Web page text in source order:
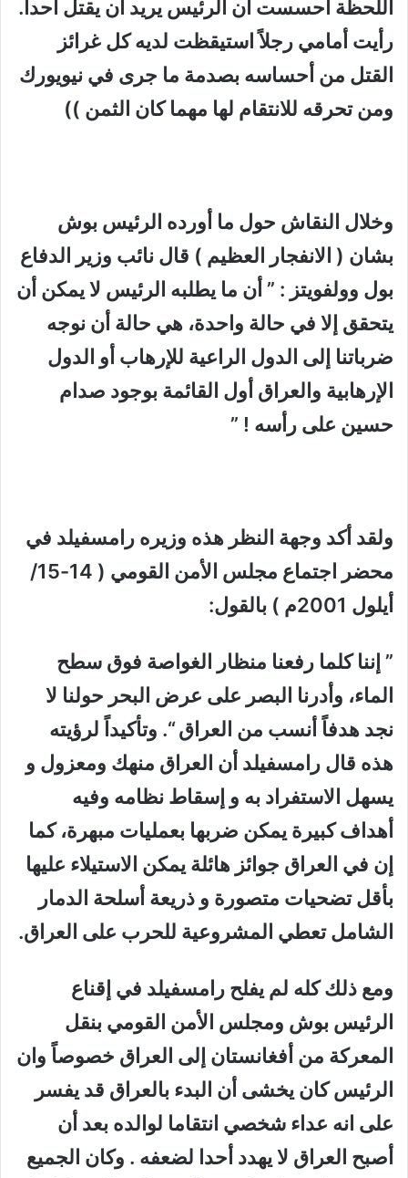
اللحظة أحسست أن الرئيس يريد أن يقتل أحدا.
رأيت أمامي رجلاً استيقظت لديه كل غرائز
القتل من أحساسه بصدمة ما جرى في نيويورك
ومن تحرقه للانتقام لها مهما كان الثمن ))
وخلال النقاش حول ما أورده الرئيس بوش
بشان ( الانفجار العظيم ) قال نائب وزير الدفاع
بول وولفويتز : ” أن ما يطلبه الرئيس لا يمكن أن
يتحقق إلا في حالة واحدة، هي حالة أن نوجه
ضرباتنا إلى الدول الراعية للإرهاب أو الدول
الإرهابية و العراق أول القائمة بوجود صدام
حسين على رأسه ! ”
ولقد أكد وجهة النظر هذه وزيره رامسفيلد في
محضر اجتماع مجلس الأمن القومي ( 14-15/
أيلول 2001م ) بالقول:
” إننا كلما رفعنا منظار الغواصة فوق سطح
الماء، وأدرنا البصر على عرض البحر حولنا لا
نجد هدفاً أنسب من العراق“. وتأكيداً لرؤيته
هذه قال رامسفيلد أن العراق منهك ومعزول و
يسهل الاستفراد به و إسقاط نظامه وفيه
أهداف كبيرة يمكن ضربها بعمليات مبهرة، كما
إن في العراق جوائز هائلة يمكن الاستيلاء عليها
بأقل تضحيات متصورة و ذريعة أسلحة الدمار
الشامل تعطي المشروعية للحرب على العراق.
ومع ذلك كله لم يفلح رامسفيلد في إقناع
الرئيس بوش ومجلس الأمن القومي بنقل
المعركة من أفغانستان إلى العراق خصوصاً وان
الرئيس كان يخشى أن البدء بالعراق قد يفسر
على انه عداء شخصي انتقاما لوالده بعد أن
أصبح العراق لا يهدد أحدا لضعفه . وكان الجميع